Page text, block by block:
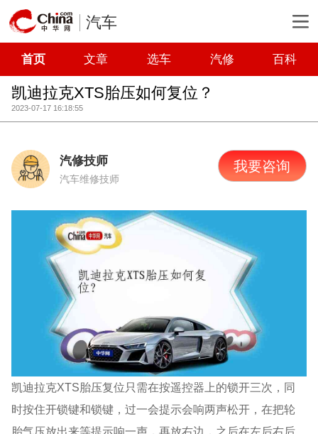
汽车
首页 文章 选车 汽修 百科
凯迪拉克XTS胎压如何复位？
2023-07-17 16:18:55
汽修技师
汽车维修技师
我要咨询
凯迪拉克XTS胎压复位只需在按遥控器上的锁开三次，同
时按住开锁键和锁键，过一会提示会响两声松开，在把轮
胎气压放出来等提示响一声，再放右边，之后在左后右后